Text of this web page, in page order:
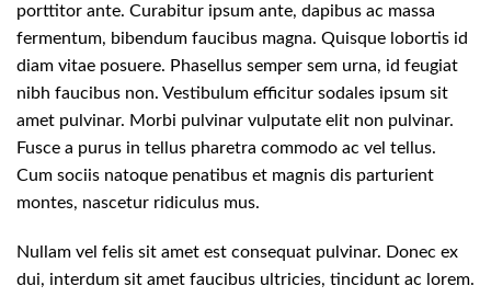
porttitor ante. Curabitur ipsum ante, dapibus ac massa
fermentum, bibendum faucibus magna. Quisque lobortis id
diam vitae posuere. Phasellus semper sem urna, id feugiat
nibh faucibus non. Vestibulum efficitur sodales ipsum sit
amet pulvinar. Morbi pulvinar vulputate elit non pulvinar.
Fusce a purus in tellus pharetra commodo ac vel tellus.
Cum sociis natoque penatibus et magnis dis parturient
montes, nascetur ridiculus mus.
Nullam vel felis sit amet est consequat pulvinar. Donec ex
dui, interdum sit amet faucibus ultricies, tincidunt ac lorem.